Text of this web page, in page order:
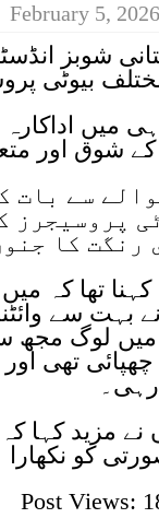
February 5, 2026
شوبز
بیوٹی
میں
شوق اور
سے بات
پروسیجرز
رنگت کا
بہت سے
لوگ مجھ
چھپائی تھی
رہی۔
نے مزید کہا
کو
Post Views: